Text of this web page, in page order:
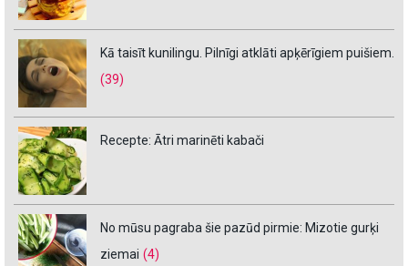
Kā taisīt kunilingu. Pilnīgi atklāti apķērīgiem puišiem.
(39)
Recepte: Ātri marinēti kabači
No mūsu pagraba šie pazūd pirmie: Mizotie gurķi
ziemai (4)